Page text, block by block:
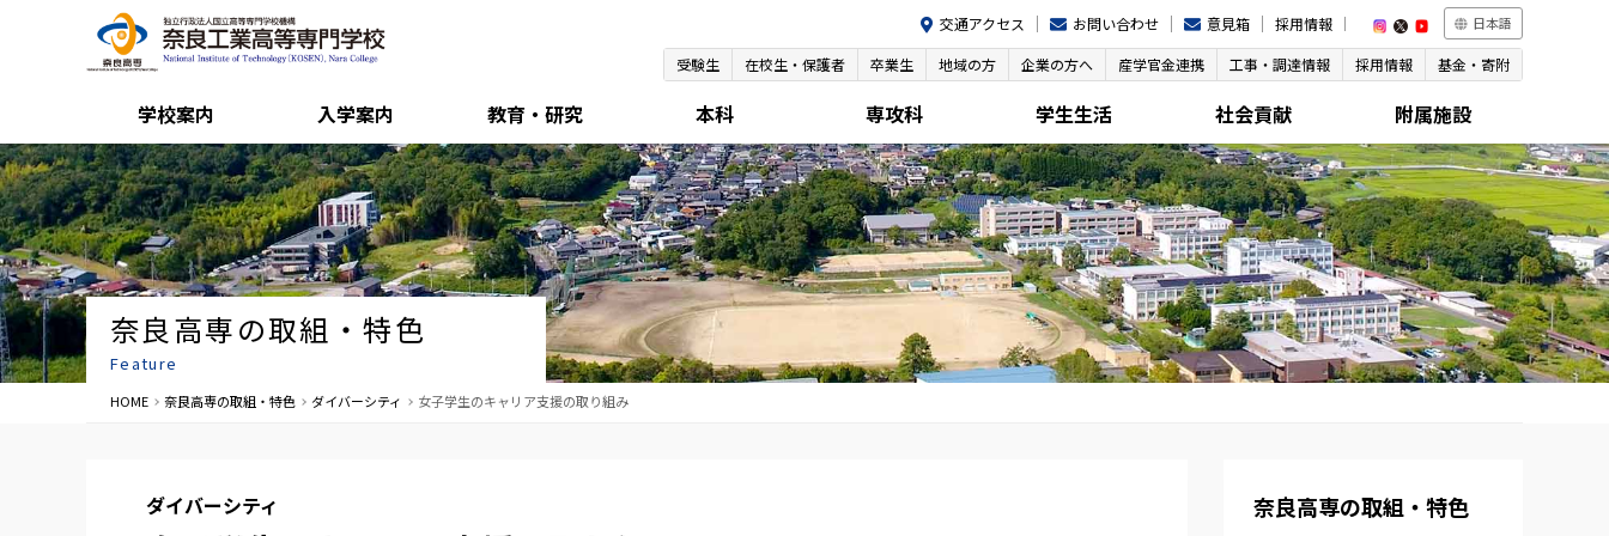
交通アクセス お問い合わせ 意見箱 採用情報 日本語
受験生 在校生・保護者 卒業生 地域の方 企業の方へ 産学官金連携 工事・調達情報 採用情報 基金・寄附
学校案内 入学案内 教育・研究 本科 専攻科 学生生活 社会貢献 附属施設
奈良高専の取組・特色
Feature
HOME 奈良高専の取組・特色 ダイバーシティ 女子学生のキャリア支援の取り組み
ダイバーシティ 奈良高専の取組・特色